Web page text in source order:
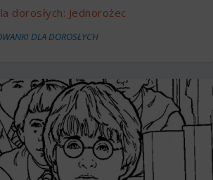
dorosłych: Jednorożec
DLA DOROSŁYCH